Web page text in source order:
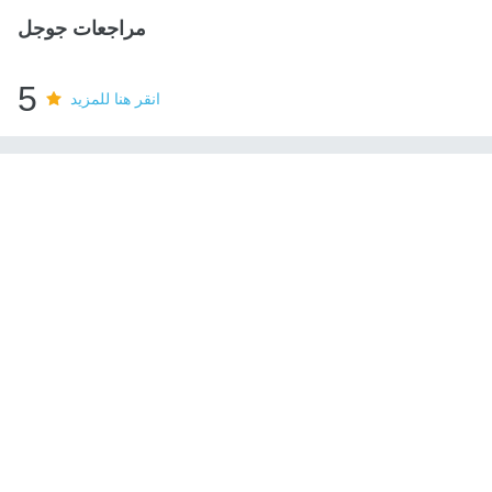
مراجعات جوجل
5 انقر هنا للمزيد